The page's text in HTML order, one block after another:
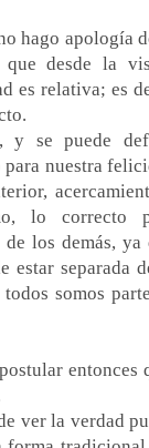
hago apología
desde la
es relativa; es
y se puede
para nuestra
lo correcto
los demás, ya
estar separada
somos
entonces
ver la verdad